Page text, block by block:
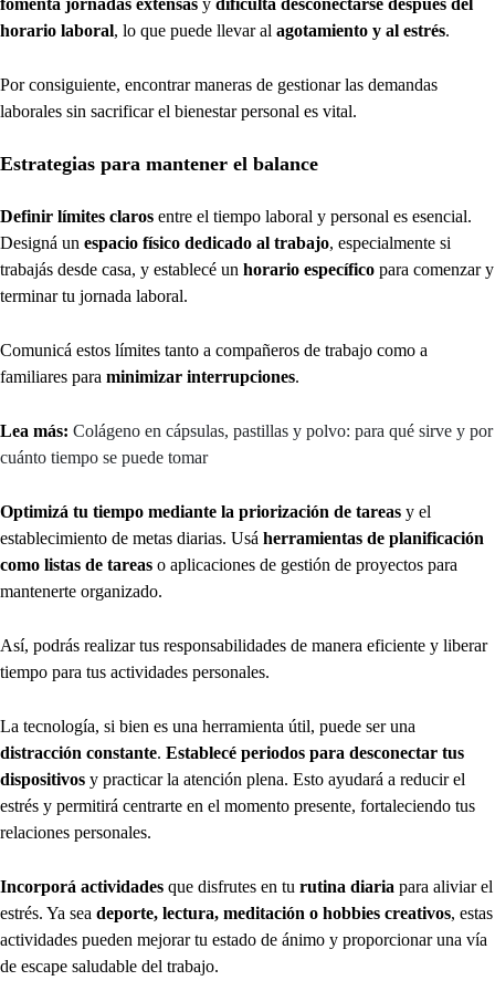
fomenta jornadas extensas y dificulta desconectarse después del
horario laboral, lo que puede llevar al agotamiento y al estrés.
Por consiguiente, encontrar maneras de gestionar las demandas
laborales sin sacrificar el bienestar personal es vital.
Estrategias para mantener el balance
Definir límites claros entre el tiempo laboral y personal es esencial.
Designá un espacio físico dedicado al trabajo, especialmente si
trabajás desde casa, y establecé un horario específico para comenzar y
terminar tu jornada laboral.
Comunicá estos límites tanto a compañeros de trabajo como a
familiares para minimizar interrupciones.
Lea más: Colágeno en cápsulas, pastillas y polvo: para qué sirve y por
cuánto tiempo se puede tomar
Optimizá tu tiempo mediante la priorización de tareas y el
establecimiento de metas diarias. Usá herramientas de planificación
como listas de tareas o aplicaciones de gestión de proyectos para
mantenerte organizado.
Así, podrás realizar tus responsabilidades de manera eficiente y liberar
tiempo para tus actividades personales.
La tecnología, si bien es una herramienta útil, puede ser una
distracción constante. Establecé periodos para desconectar tus
dispositivos y practicar la atención plena. Esto ayudará a reducir el
estrés y permitirá centrarte en el momento presente, fortaleciendo tus
relaciones personales.
Incorporá actividades que disfrutes en tu rutina diaria para aliviar el
estrés. Ya sea deporte, lectura, meditación o hobbies creativos, estas
actividades pueden mejorar tu estado de ánimo y proporcionar una vía
de escape saludable del trabajo.